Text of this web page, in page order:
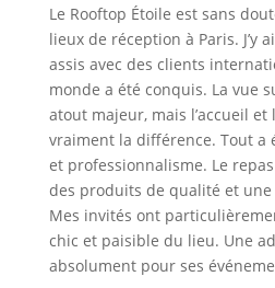
Le Rooftop Étoile est sans
lieux de réception à Paris. J’y
assis avec des clients
monde a été conquis. La vue
atout majeur, mais l’accueil et
vraiment la différence. Tout a
et professionnalisme. Le
des produits de qualité et
Mes invités ont
chic et paisible du lieu. Une
absolument pour ses